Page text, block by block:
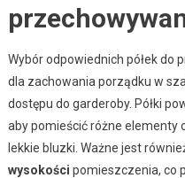
Wybór odpowiednich półek do
dla zachowania porządku w
dostępu do garderoby. Półki
aby pomieścić różne elementy
lekkie bluzki. Ważne jest
wysokości pomieszczenia, co